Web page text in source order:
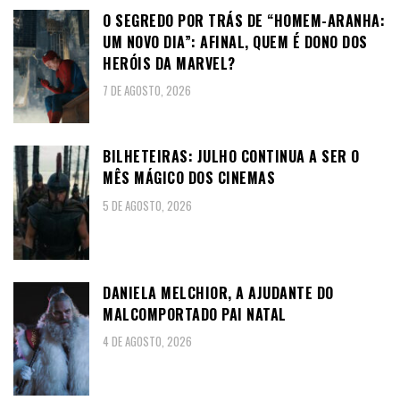
O SEGREDO POR TRÁS DE “HOMEM-ARANHA:
UM NOVO DIA”: AFINAL, QUEM É DONO DOS
HERÓIS DA MARVEL?
7 DE AGOSTO, 2026
BILHETEIRAS: JULHO CONTINUA A SER O
MÊS MÁGICO DOS CINEMAS
5 DE AGOSTO, 2026
DANIELA MELCHIOR, A AJUDANTE DO
MALCOMPORTADO PAI NATAL
4 DE AGOSTO, 2026